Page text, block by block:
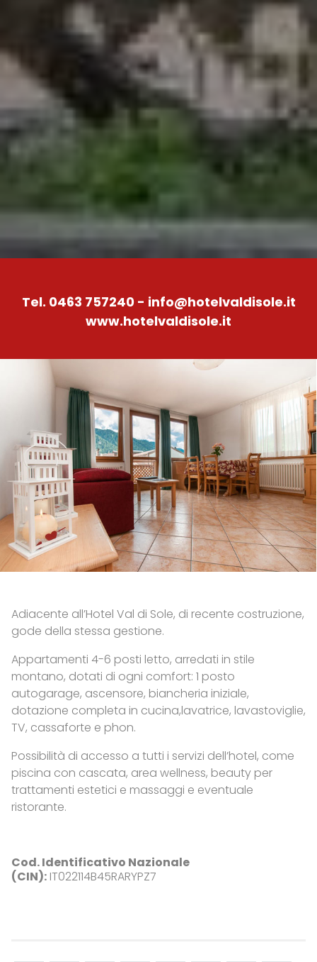
Tel. 0463 757240 - info@hotelvaldisole.it
www.hotelvaldisole.it
Adiacente all’Hotel Val di Sole, di recente costruzione,
gode della stessa gestione.
Appartamenti 4-6 posti letto, arredati in stile
montano, dotati di ogni comfort: 1 posto
autogarage, ascensore, biancheria iniziale,
dotazione completa in cucina,lavatrice, lavastoviglie,
TV, cassaforte e phon.
Possibilità di accesso a tutti i servizi dell’hotel, come
piscina con cascata, area wellness, beauty per
trattamenti estetici e massaggi e eventuale
ristorante.
Cod. Identificativo Nazionale
(CIN): IT022114B45RARYPZ7